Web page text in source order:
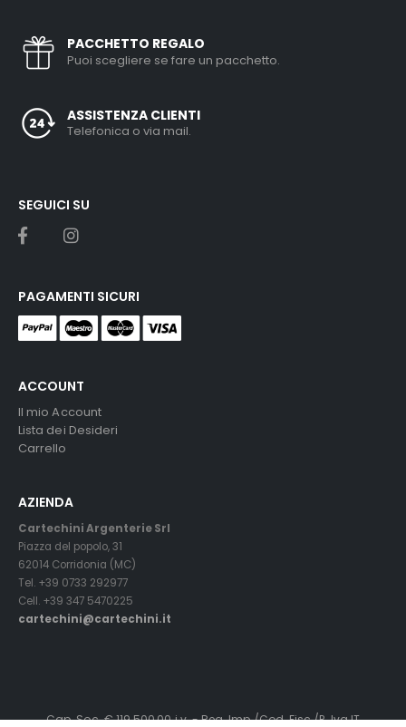
PACCHETTO REGALO
Puoi scegliere se fare un pacchetto.
ASSISTENZA CLIENTI
Telefonica o via mail.
ACCOUNT
Il mio Account
Lista dei Desideri
Carrello
AZIENDA
Cartechini Argenterie Srl
Piazza del popolo, 31
62014 Corridonia (MC)
Tel. +39 0733 292977
Cell. +39 347 5470225
cartechini@cartechini.it
SEGUICI SU
PAGAMENTI SICURI
Cap. Soc. € 119.500,00 i.v. - Reg. Imp./Cod. Fisc./P. Iva IT